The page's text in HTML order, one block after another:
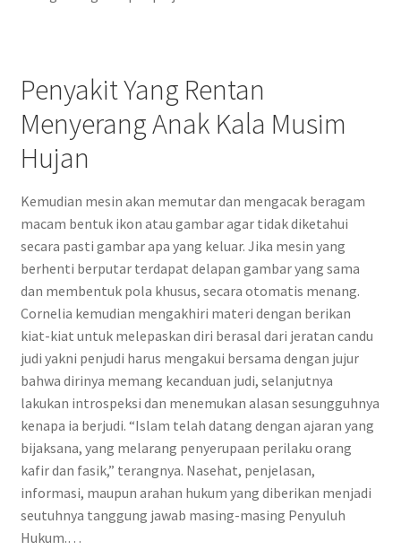
Penyakit Yang Rentan
Menyerang Anak Kala Musim
Hujan
Kemudian mesin akan memutar dan mengacak beragam
macam bentuk ikon atau gambar agar tidak diketahui
secara pasti gambar apa yang keluar. Jika mesin yang
berhenti berputar terdapat delapan gambar yang sama
dan membentuk pola khusus, secara otomatis menang.
Cornelia kemudian mengakhiri materi dengan berikan
kiat-kiat untuk melepaskan diri berasal dari jeratan candu
judi yakni penjudi harus mengakui bersama dengan jujur
bahwa dirinya memang kecanduan judi, selanjutnya
lakukan introspeksi dan menemukan alasan sesungguhnya
kenapa ia berjudi. “Islam telah datang dengan ajaran yang
bijaksana, yang melarang penyerupaan perilaku orang
kafir dan fasik,” terangnya. Nasehat, penjelasan,
informasi, maupun arahan hukum yang diberikan menjadi
seutuhnya tanggung jawab masing-masing Penyuluh
Hukum.…